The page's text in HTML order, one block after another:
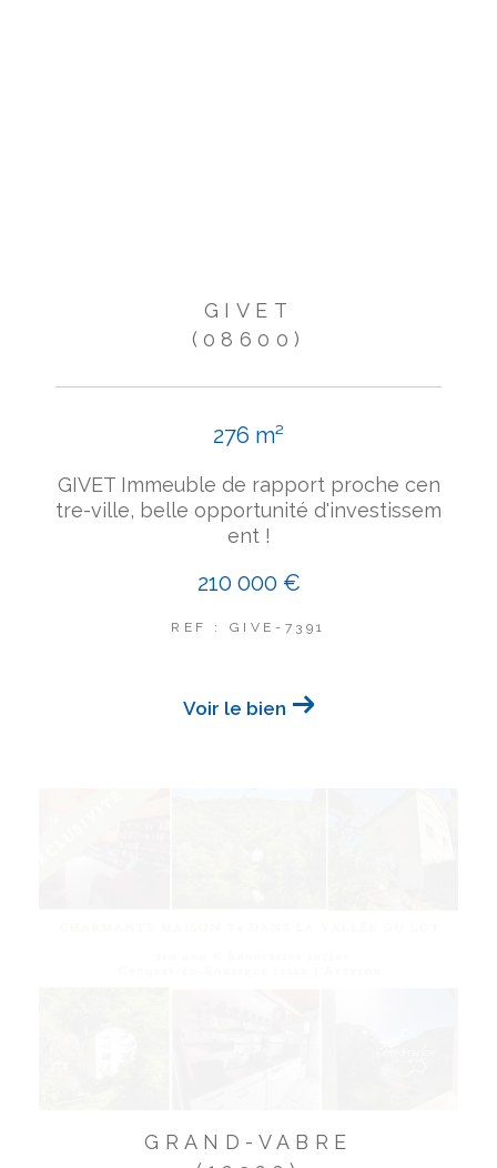
GIVET
(08600)
276 m²
GIVET Immeuble de rapport proche cen
tre-ville, belle opportunité d'investissem
ent !
210 000 €
REF : GIVE-7391
Voir le bien
GRAND-VABRE